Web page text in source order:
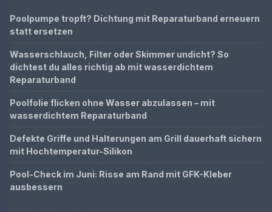
Poolpumpe tropft? Dichtung mit Reparaturband erneuern
statt ersetzen
Wasserschlauch, Filter oder Skimmer undicht? So
dichtest du alles richtig ab mit wasserdichtem
Reparaturband
Poolfolie flicken ohne Wasser abzulassen – mit
wasserdichtem Reparaturband
Defekte Griffe und Halterungen am Grill dauerhaft sichern
mit Hochtemperatur-Silikon
Pool-Check im Juni: Risse am Rand mit GFK-Kleber
ausbessern